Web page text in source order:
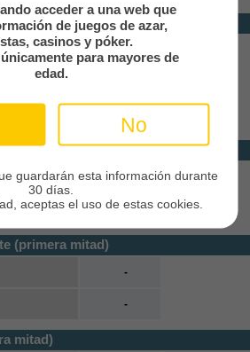
(primera mitad)
mitad)
-
-
(primera mitad)
-
-
mitad)
acceder a una web que
de juegos de azar,
casinos y póker.
para mayores de
edad.
No
guardarán esta información durante
30 días.
aceptas el uso de estas cookies.